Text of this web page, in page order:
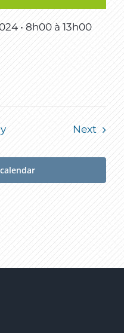
• 8h00 à 13h00
Next